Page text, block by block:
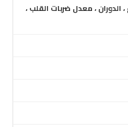
الدوران ، معدل ضربات القلب ،